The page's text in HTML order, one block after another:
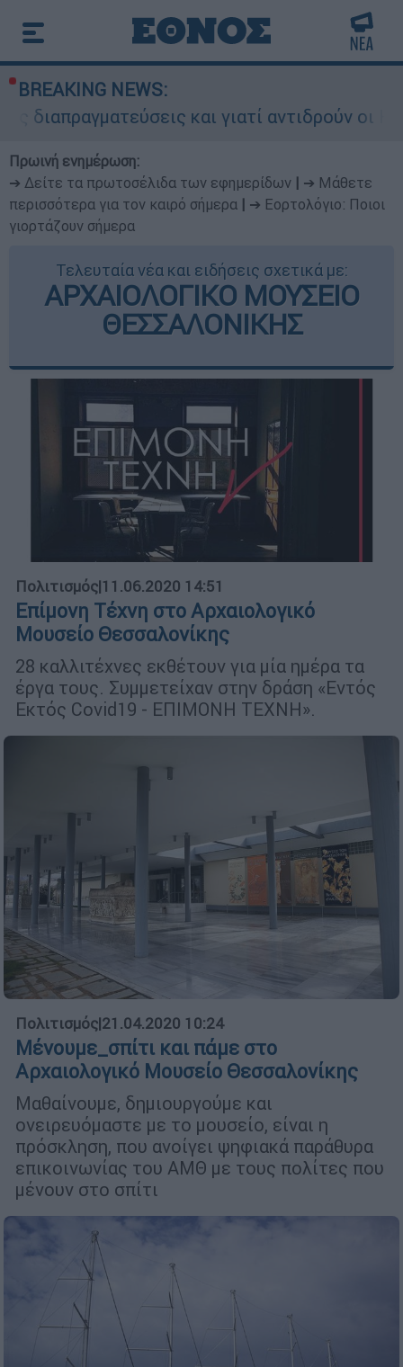
BREAKING NEWS:
και γιατί αντιδρούν οι ΗΠΑ
Πρωινή ενημέρωση:
➔ Δείτε τα πρωτοσέλιδα των εφημερίδων
➔ Μάθετε
περισσότερα για τον καιρό σήμερα
➔ Εορτολόγιο: Ποιοι
γιορτάζουν σήμερα
Τελευταία νέα και ειδήσεις σχετικά με:
ΑΡΧΑΙΟΛΟΓΙΚΟ ΜΟΥΣΕΙΟ
ΘΕΣΣΑΛΟΝΙΚΗΣ
Πολιτισμός|11.06.2020 14:51
Επίμονη Τέχνη στο Αρχαιολογικό
Μουσείο Θεσσαλονίκης
28 καλλιτέχνες εκθέτουν για μία ημέρα τα
έργα τους. Συμμετείχαν στην δράση «Εντός
Εκτός Covid19 - ΕΠΙΜΟΝΗ ΤΕΧΝΗ».
Πολιτισμός|21.04.2020 10:24
Μένουμε_σπίτι και πάμε στο
Αρχαιολογικό Μουσείο Θεσσαλονίκης
Μαθαίνουμε, δημιουργούμε και
ονειρευόμαστε με το μουσείο, είναι η
πρόσκληση, που ανοίγει ψηφιακά παράθυρα
επικοινωνίας του ΑΜΘ με τους πολίτες που
μένουν στο σπίτι